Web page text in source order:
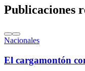
Publicaciones
Nacionales
El cargamontón